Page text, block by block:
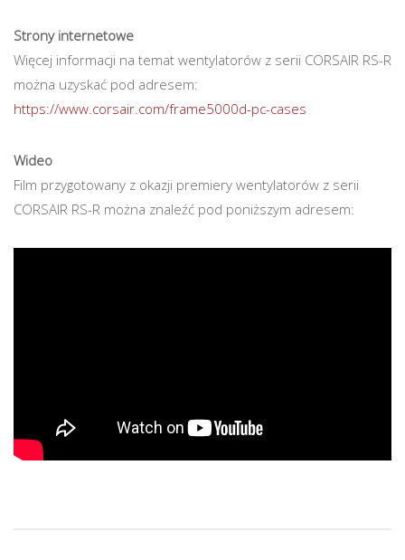
Strony internetowe
Więcej informacji na temat wentylatorów z serii CORSAIR RS-R
można uzyskać pod adresem:
https://www.corsair.com/frame5000d-pc-cases
Wideo
Film przygotowany z okazji premiery wentylatorów z serii
CORSAIR RS-R można znaleźć pod poniższym adresem: